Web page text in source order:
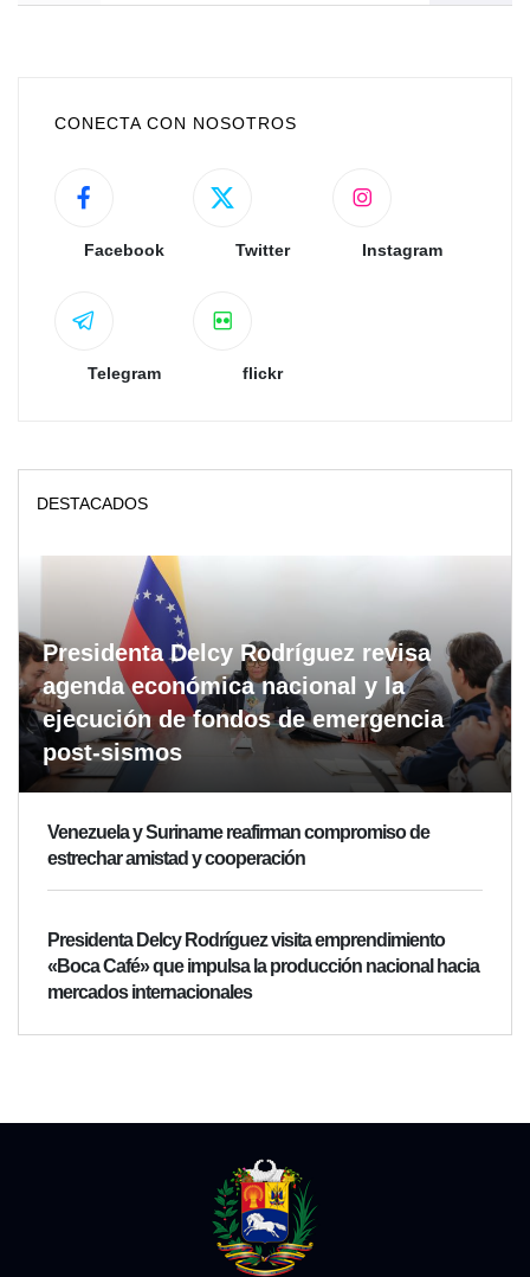
CONECTA CON NOSOTROS
Facebook Twitter Instagram
Telegram flickr
DESTACADOS
Presidenta Delcy Rodríguez revisa
agenda económica nacional y la
ejecución de fondos de emergencia
post-sismos
Venezuela y Suriname reafirman compromiso de
estrechar amistad y cooperación
Presidenta Delcy Rodríguez visita emprendimiento
«Boca Café» que impulsa la producción nacional hacia
mercados internacionales